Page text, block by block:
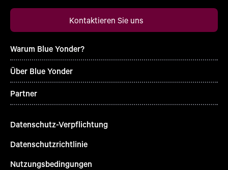
Kontaktieren Sie uns
Warum Blue Yonder?
Über Blue Yonder
Partner
Datenschutz-Verpflichtung
Datenschutzrichtlinie
Nutzungsbedingungen